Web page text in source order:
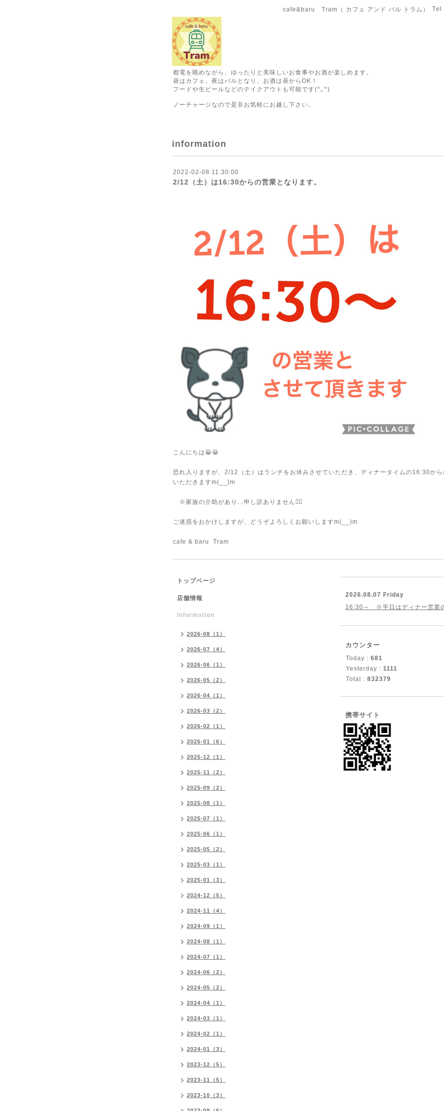
cafe&baru Tram（ カフェ アンド バル トラム） Tel
都電を眺めながら、ゆったりと美味しいお食事やお酒が楽しめます。
昼はカフェ、夜はバルとなり、お酒は昼からOK！
フードや生ビールなどのテイクアウトも可能です(^｡^)
ノーチャージなので是非お気軽にお越し下さい。
information
2022-02-08 11:30:00
2/12（土）は16:30からの営業となります。
こんにちは😀😀
恐れ入りますが、2/12（土）はランチをお休みさせていただき、ディナータイムの16:30から
いただきますm(__)m
※家族の介助があり…申し訳ありません🙇‍♀️
ご迷惑をおかけしますが、どうぞよろしくお願いしますm(__)m
cafe & baru Tram
トップページ
店舗情報
information
2026-08（1）
2026-07（4）
2026-06（1）
2026-05（2）
2026-04（1）
2026-03（2）
2026-02（1）
2026-01（6）
2025-12（1）
2025-11（2）
2025-09（2）
2025-08（1）
2025-07（1）
2025-06（1）
2025-05（2）
2025-03（1）
2025-01（3）
2024-12（5）
2024-11（4）
2024-09（1）
2024-08（1）
2024-07（1）
2024-06（2）
2024-05（2）
2024-04（1）
2024-03（1）
2024-02（1）
2024-01（3）
2023-12（5）
2023-11（5）
2023-10（3）
2026.08.07 Friday
16:30～ ※平日はディナー営業の
カウンター
Today : 681
Yesterday : 1111
Total : 832379
携帯サイト